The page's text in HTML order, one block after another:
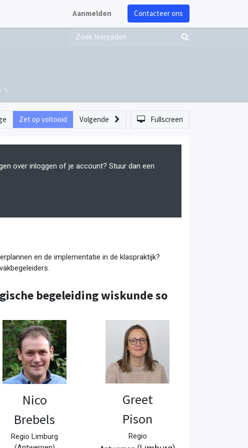
Aanmelden Contacteer ons
%
Zet op voltooid Volgende Fullscreen
over inloggen of je account? Stuur dan een
en de implementatie in de klaspraktijk?
begeleiding wiskunde so
Nico
Brebels
Regio Limburg
Greet
Pison
Regio